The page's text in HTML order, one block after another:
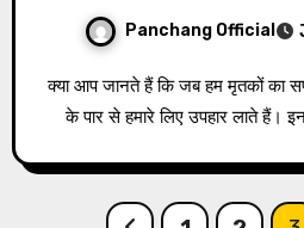
Panchang Official
क्या आप जानते हैं कि जब हम मृतकों का सपना देखते हैं तो वे अक्सर कब्र
के पार से हमारे लिए उपहार लाते हैं।